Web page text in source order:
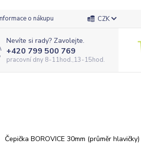
o nákupu CZK
Nevíte si rady? Zavolejte.
+420 799 500 769
pracovní dny 8-11hod.,13-15hod.
Čepička BOROVICE 30mm (průměr hlavičky)